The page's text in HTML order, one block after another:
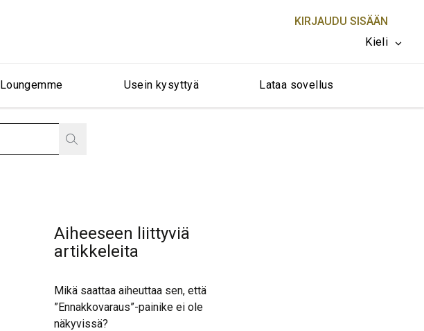
KIRJAUDU SISÄÄN
Kieli
Loungemme Usein kysyttyä Lataa sovellus
Aiheeseen liittyviä
artikkeleita
Mikä saattaa aiheuttaa sen, että
”Ennakkovaraus”-painike ei ole
näkyvissä?